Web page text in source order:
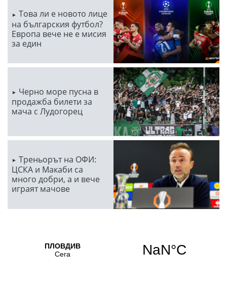
Това ли е новото лице
на българския футбол?
Европа вече не е мисия
за един
Черно море пусна в
продажба билети за
мача с Лудогорец
Треньорът на ОФИ:
ЦСКА и Макаби са
много добри, а и вече
играят мачове